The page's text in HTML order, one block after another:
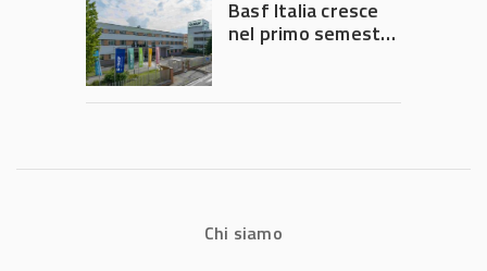
Basf Italia cresce
nel primo semestre
Chi siamo